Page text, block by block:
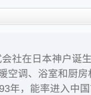
社在日本神户诞
空调、浴室和厨
，能率进入中国